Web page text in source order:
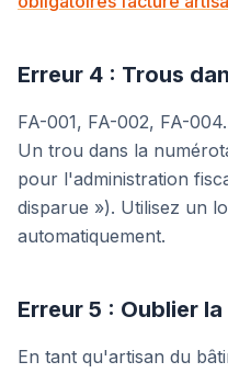
Erreur 4 : Trous
FA-001, FA-002, FA-
Un trou dans la
pour l'administration
disparue »). Utilisez un
automatiquement.
Erreur 5 : Oublier
En tant qu'artisan du